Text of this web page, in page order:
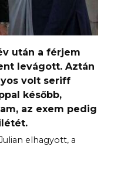
után a férjem
levágott. Aztán
volt seriff
később,
az exem pedig
elhagyott, a